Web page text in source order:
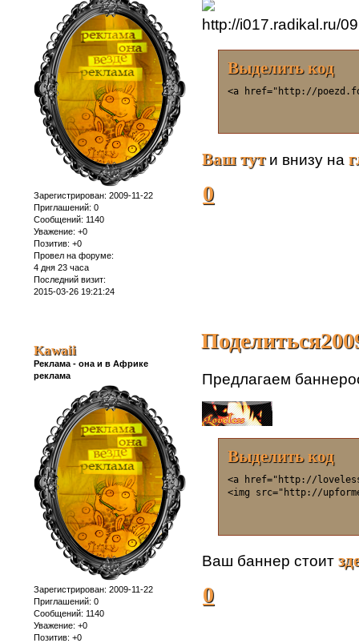
Зарегистрирован: 2009-11-22
Приглашений: 0
Сообщений: 1140
Уважение: +0
Позитив: +0
Провел на форуме:
4 дня 23 часа
Последний визит:
2015-03-26 19:21:24
Выделить код
<a href="http://
Ваш тути внизу на
0
Поделиться
Kawaii
Реклама - она и в Африке
реклама
Зарегистрирован: 2009-11-22
Приглашений: 0
Сообщений: 1140
Уважение: +0
Позитив: +0
Предлагаем
Выделить код
<a href="http://
<img src="http://
Ваш баннер стоит
0